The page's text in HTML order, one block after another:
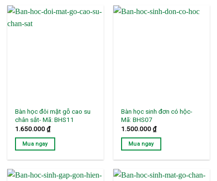
Bàn học đôi mặt gỗ cao su
chân sắt- Mã: BHS11
1.650.000₫
Mua ngay
Bàn học sinh đơn có hộc-
Mã: BHS07
1.500.000₫
Mua ngay